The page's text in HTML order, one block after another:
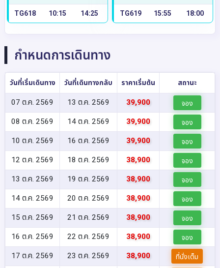
TG618 10:15 14:25 TG619 15:55 18:00
กำหนดการเดินทาง
วันที่เริ่มเดินทาง วันที่เดินทางกลับ ราคาเริ่มต้น สถานะ
07 ต.ค. 2569 13 ต.ค. 2569 39,900 จอง
08 ต.ค. 2569 14 ต.ค. 2569 39,900 จอง
10 ต.ค. 2569 16 ต.ค. 2569 39,900 จอง
12 ต.ค. 2569 18 ต.ค. 2569 38,900 จอง
13 ต.ค. 2569 19 ต.ค. 2569 38,900 จอง
14 ต.ค. 2569 20 ต.ค. 2569 38,900 จอง
15 ต.ค. 2569 21 ต.ค. 2569 38,900 จอง
16 ต.ค. 2569 22 ต.ค. 2569 38,900 จอง
17 ต.ค. 2569 23 ต.ค. 2569 38,900 ที่นั่งเต็ม